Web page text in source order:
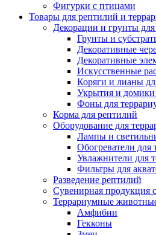
Фигурки с птицами
Товары для рептилий и
Декорации и грунты
Грунты и
Декоративные
Декоративные
Искусственные
Коряги и лианы
Укрытия и домики
Фоны для
Корма для рептилий
Оборудование для
Лампы и
Обогреватели для
Увлажнители для
Фильтры для
Разведение рептилий
Сувенирная продукция
Террариумные
Амфибии
Гекконы